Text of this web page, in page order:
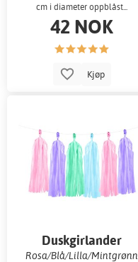
cm i diameter oppblåst...
42 NOK
Kjøp
Duskgirlander
Rosa/Blå/Lilla/Mintgrønn